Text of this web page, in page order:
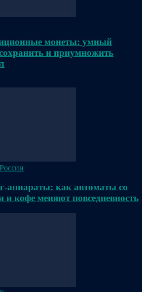
монеты: умный
и приумножить
аппараты: как автоматы со
и кофе меняют повседневность